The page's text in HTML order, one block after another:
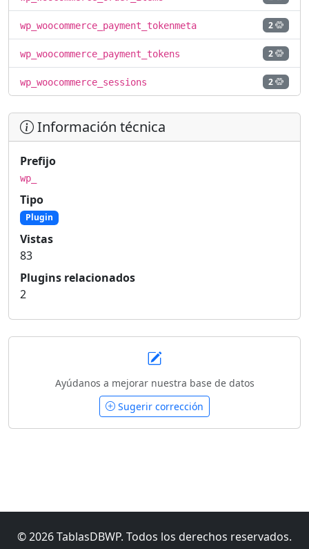
wp_woocommerce_payment_tokenmeta 2
wp_woocommerce_payment_tokens 2
wp_woocommerce_sessions 2
Información técnica
Prefijo
wp_
Tipo
Plugin
Vistas
83
Plugins relacionados
2
Ayúdanos a mejorar nuestra base de datos
Sugerir corrección
© 2026 TablasDBWP. Todos los derechos reservados.